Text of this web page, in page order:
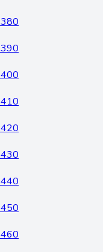
380
390
400
410
420
430
440
450
460